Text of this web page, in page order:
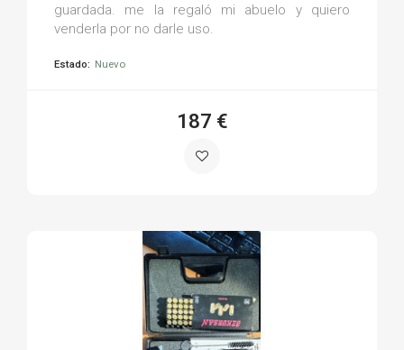
guardada. me la regaló mi abuelo y quiero
venderla por no darle uso.
Estado: Nuevo
187 €